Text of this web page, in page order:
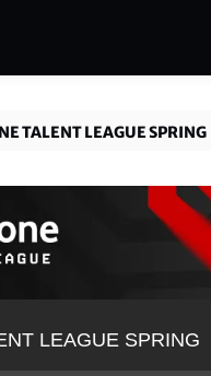
TALENT LEAGUE SPRING
LEAGUE SPRING